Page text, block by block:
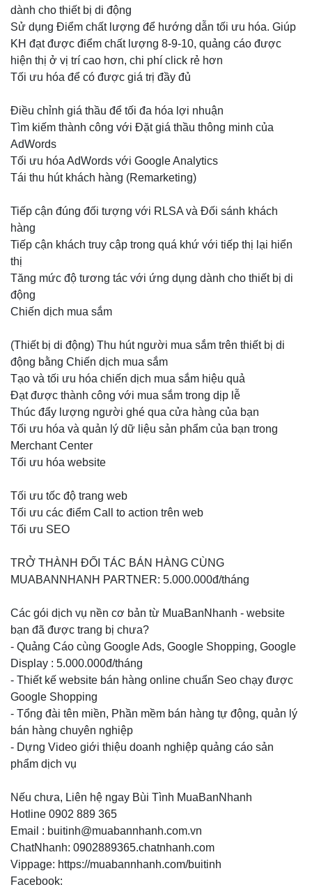
dành cho thiết bị di động
Sử dụng Điểm chất lượng để hướng dẫn tối ưu hóa. Giúp
KH đạt được điểm chất lượng 8-9-10, quảng cáo được
hiện thị ở vị trí cao hơn, chi phí click rẻ hơn
Tối ưu hóa để có được giá trị đầy đủ
Điều chỉnh giá thầu để tối đa hóa lợi nhuận
Tìm kiếm thành công với Đặt giá thầu thông minh của
AdWords
Tối ưu hóa AdWords với Google Analytics
Tái thu hút khách hàng (Remarketing)
Tiếp cận đúng đối tượng với RLSA và Đối sánh khách
hàng
Tiếp cận khách truy cập trong quá khứ với tiếp thị lại hiển
thị
Tăng mức độ tương tác với ứng dụng dành cho thiết bị di
động
Chiến dịch mua sắm
(Thiết bị di động) Thu hút người mua sắm trên thiết bị di
động bằng Chiến dịch mua sắm
Tạo và tối ưu hóa chiến dịch mua sắm hiệu quả
Đạt được thành công với mua sắm trong dịp lễ
Thúc đẩy lượng người ghé qua cửa hàng của bạn
Tối ưu hóa và quản lý dữ liệu sản phẩm của bạn trong
Merchant Center
Tối ưu hóa website
Tối ưu tốc độ trang web
Tối ưu các điểm Call to action trên web
Tối ưu SEO
TRỞ THÀNH ĐỐI TÁC BÁN HÀNG CÙNG
MUABANNHANH PARTNER: 5.000.000đ/tháng
Các gói dịch vụ nền cơ bản từ MuaBanNhanh - website
bạn đã được trang bị chưa?
- Quảng Cáo cùng Google Ads, Google Shopping, Google
Display : 5.000.000đ/tháng
- Thiết kế website bán hàng online chuẩn Seo chạy được
Google Shopping
- Tổng đài tên miền, Phần mềm bán hàng tự động, quản lý
bán hàng chuyên nghiệp
- Dựng Video giới thiệu doanh nghiệp quảng cáo sản
phẩm dịch vụ
Nếu chưa, Liên hệ ngay Bùi Tình MuaBanNhanh
Hotline 0902 889 365
Email : buitinh@muabannhanh.com.vn
ChatNhanh: 0902889365.chatnhanh.com
Vippage: https://muabannhanh.com/buitinh
Facebook: